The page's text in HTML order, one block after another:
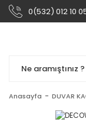
0(532) 012 10
Anasayfa DUVAR